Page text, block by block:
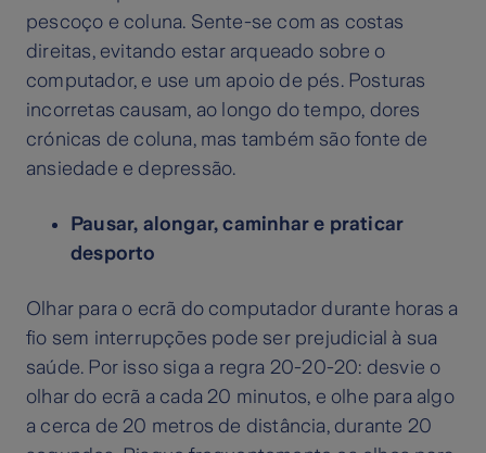
pescoço e coluna. Sente-se com as costas
direitas, evitando estar arqueado sobre o
computador, e use um apoio de pés. Posturas
incorretas causam, ao longo do tempo, dores
crónicas de coluna, mas também são fonte de
ansiedade e depressão.
Pausar, alongar, caminhar e praticar
desporto
Olhar para o ecrã do computador durante horas a
fio sem interrupções pode ser prejudicial à sua
saúde. Por isso siga a regra 20-20-20: desvie o
olhar do ecrã a cada 20 minutos, e olhe para algo
a cerca de 20 metros de distância, durante 20